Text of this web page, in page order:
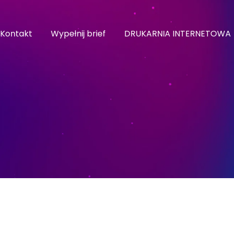
Kontakt Wypełnij brief DRUKARNIA INTERNETOWA